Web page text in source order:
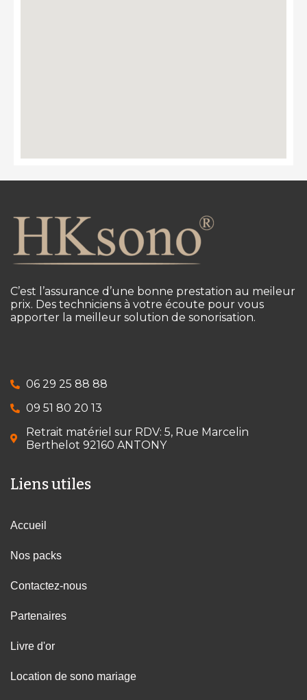
C’est l’assurance d’une bonne prestation au meileur
prix. Des techniciens à votre écoute pour vous
apporter la meilleur solution de sonorisation.
06 29 25 88 88
09 51 80 20 13
Retrait matériel sur RDV: 5, Rue Marcelin
Berthelot 92160 ANTONY
Liens utiles
Accueil
Nos packs
Contactez-nous
Partenaires
Livre d'or
Location de sono mariage